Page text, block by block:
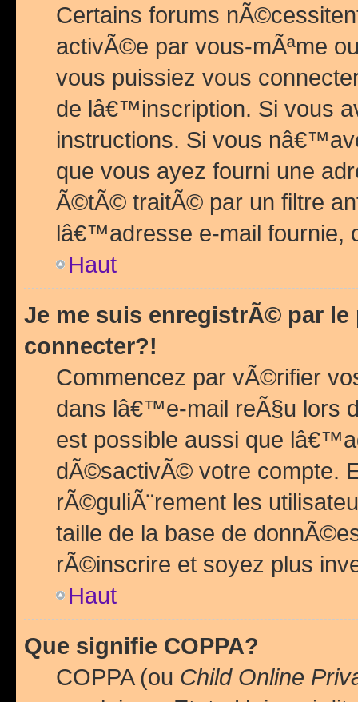
Certains forums
activÃ©e par vous-mÃªme
vous puissiez vous
de lâ€™inscription. Si vous
instructions. Si vous
que vous ayez fourni une
Ã©tÃ© traitÃ© par un filtre
lâ€™adresse e-mail fournie,
Haut
Je me suis enregistrÃ© par
connecter?!
Commencez par vÃ©rifier
dans lâ€™e-mail reÃ§u lors
est possible aussi que
dÃ©sactivÃ© votre compte.
rÃ©guliÃ¨rement les
taille de la base de
rÃ©inscrire et soyez plus
Haut
Que signifie COPPA?
COPPA (ou Child Online